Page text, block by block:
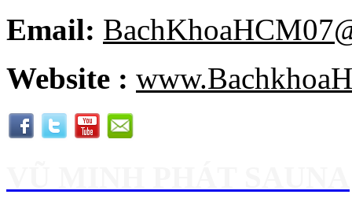
Email:
Website :